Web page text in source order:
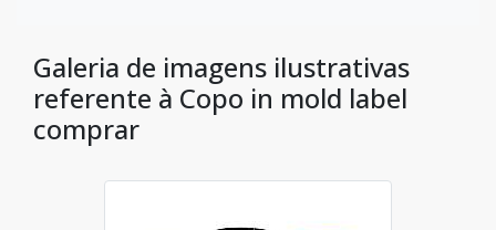
Galeria de imagens ilustrativas
referente à Copo in mold label
comprar